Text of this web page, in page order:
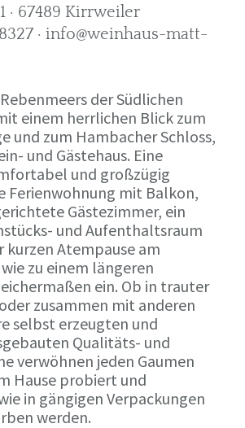
· 67489 Kirrweiler
· info@weinhaus-matt-
der Südlichen
einem herrlichen Blick zum
und zum Hambacher Schloss,
und Gästehaus. Eine
und großzügig
Ferienwohnung mit Balkon,
Gästezimmer, ein
und Aufenthaltsraum
kurzen Atempause am
zu einem längeren
ein. Ob in trauter
zusammen mit anderen
selbst erzeugten und
Qualitäts- und
verwöhnen jeden Gaumen
Hause probiert und
in gängigen Verpackungen
werden.